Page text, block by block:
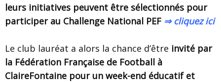
leurs initiatives peuvent être sélectionnés pour
participer au Challenge National PEF ⇒ cliquez ici
Le club lauréat a alors la chance d’être invité par
la Fédération Française de Football à
ClaireFontaine pour un week-end éducatif et